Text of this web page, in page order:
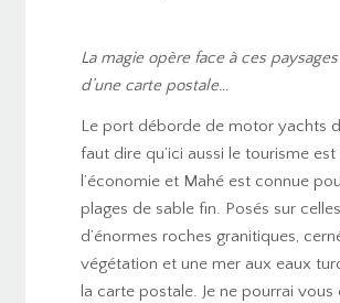
La magie opère face à ces
d’une carte postale…
Le port déborde de motor yachts
faut dire qu’ici aussi le tourisme
l’économie et Mahé est connue
plages de sable fin. Posés sur
d’énormes roches granitiques,
végétation et une mer aux eaux
la carte postale. Je ne pourrai vous